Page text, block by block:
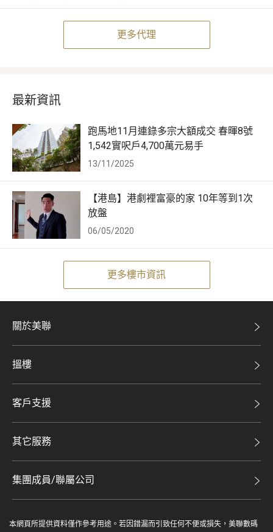
更多代理
最新資訊
更多樓市資訊
跑馬地11月連錄多宗大額成交 春暉8號
1,542實呎戶4,700萬元易手
13/11/2025
【港島】港劇裡富豪的家 10年等到1次
放盤
06/05/2020
關於美聯
美聯集團
集團動態
人才招募
網站地圖
搵樓
二手盤
買賣流程
客戶支援
自助放盤
豪宅分行
查詢熱線
聯絡我們
其它服務
豪宅資訊
集團成員/聯屬公司
本網頁所提供資料僅作參考用途。若因錯漏而引致任何不便或損失，美聯數碼